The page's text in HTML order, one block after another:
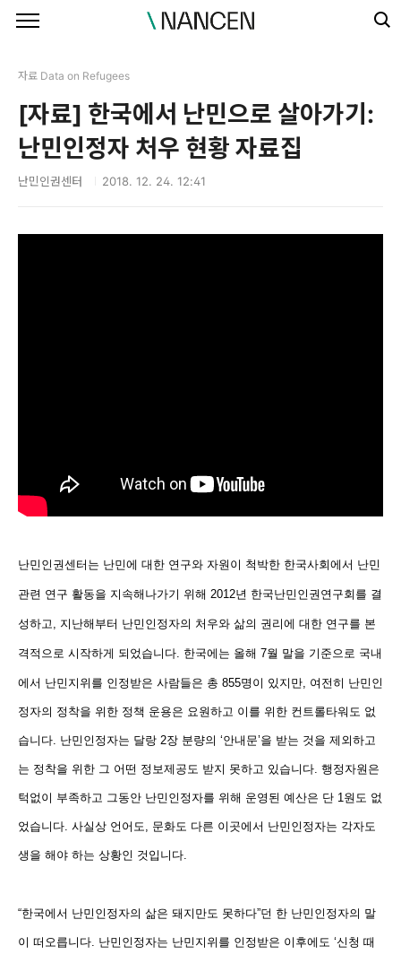
자료 Data on Refugees
[자료] 한국에서 난민으로 살아가기:
난민인정자 처우 현황 자료집
난민인권센터 2018. 12. 24. 12:41
난민인권센터는 난민에 대한 연구와 자원이 척박한 한국사회에서 난민
관련 연구 활동을 지속해나가기 위해 2012년 한국난민인권연구회를 결
성하고, 지난해부터 난민인정자의 처우와 삶의 권리에 대한 연구를 본
격적으로 시작하게 되었습니다. 한국에는 올해 7월 말을 기준으로 국내
에서 난민지위를 인정받은 사람들은 총 855명이 있지만, 여전히 난민인
정자의 정착을 위한 정책 운용은 요원하고 이를 위한 컨트롤타워도 없
습니다. 난민인정자는 달랑 2장 분량의 ‘안내문’을 받는 것을 제외하고
는 정착을 위한 그 어떤 정보제공도 받지 못하고 있습니다. 행정자원은
턱없이 부족하고 그동안 난민인정자를 위해 운영된 예산은 단 1원도 없
었습니다. 사실상 언어도, 문화도 다른 이곳에서 난민인정자는 각자도
생을 해야 하는 상황인 것입니다.
“한국에서 난민인정자의 삶은 돼지만도 못하다”던 한 난민인정자의 말
이 떠오릅니다. 난민인정자는 난민지위를 인정받은 이후에도 ‘신청 때